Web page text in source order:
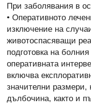
При заболявания в
• Оперативното
изключение на
животоспасяващи
подготовка на
оперативната
включва
значителни размери,
дълбочина, както и